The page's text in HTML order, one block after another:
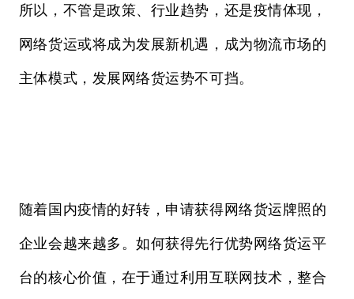
所以，不管是政策、行业趋势，还是疫情体现，
网络货运或将成为发展新机遇，成为物流市场的
主体模式，发展网络货运势不可挡。
随着国内疫情的好转，申请获得网络货运牌照的
企业会越来越多。如何获得先行优势网络货运平
台的核心价值，在于通过利用互联网技术，整合